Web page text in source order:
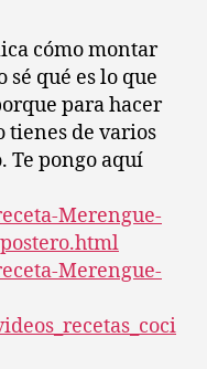
cómo montar
sé qué es lo que
para hacer
tienes de varios
Te pongo aquí
Merengue-
Merengue-